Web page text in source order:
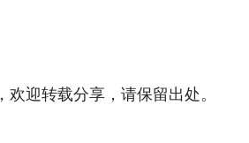
，欢迎转载分享，请保留出处。